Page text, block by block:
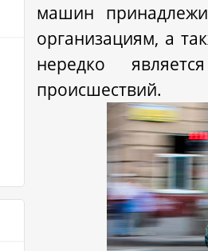
машин
организациям, а
нередко
происшествий.